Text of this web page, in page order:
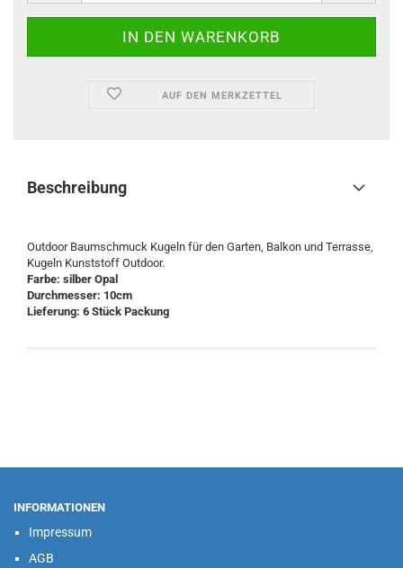
AUF DEN MERKZETTEL
Beschreibung
Outdoor Baumschmuck Kugeln für den Garten, Balkon und Terrasse,
Kugeln Kunststoff Outdoor.
Farbe: silber Opal
Durchmesser: 10cm
Lieferung: 6 Stück Packung
INFORMATIONEN
Impressum
AGB